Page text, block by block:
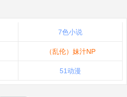
7色小说
（乱伦）妹汁NP
51动漫